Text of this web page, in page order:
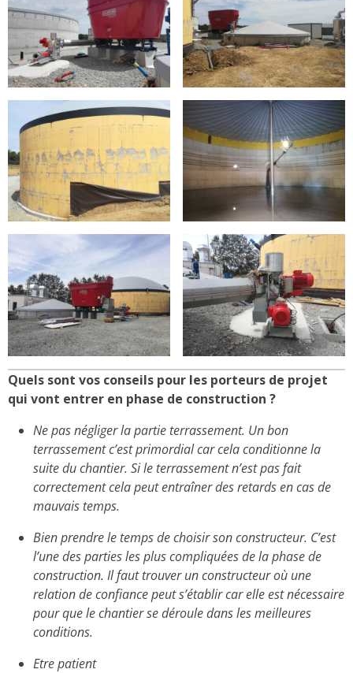
Quels sont vos conseils pour les porteurs de projet
qui vont entrer en phase de construction ?
Ne pas négliger la partie terrassement. Un bon
terrassement c’est primordial car cela conditionne la
suite du chantier. Si le terrassement n’est pas fait
correctement cela peut entraîner des retards en cas de
mauvais temps.
Bien prendre le temps de choisir son constructeur. C’est
l’une des parties les plus compliquées de la phase de
construction. Il faut trouver un constructeur où une
relation de confiance peut s’établir car elle est nécessaire
pour que le chantier se déroule dans les meilleures
conditions.
Etre patient